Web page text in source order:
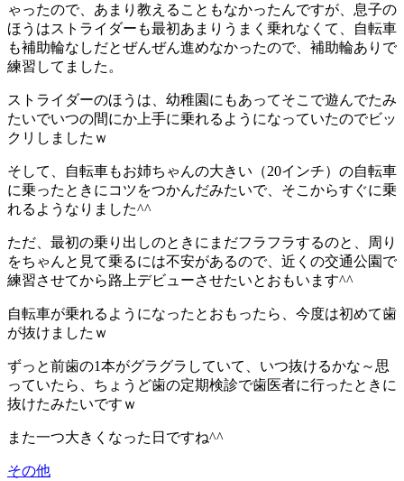
ゃったので、あまり教えることもなかったんですが、息子の
ほうはストライダーも最初あまりうまく乗れなくて、自転車
も補助輪なしだとぜんぜん進めなかったので、補助輪ありで
練習してました。
ストライダーのほうは、幼稚園にもあってそこで遊んでたみ
たいでいつの間にか上手に乗れるようになっていたのでビッ
クリしましたｗ
そして、自転車もお姉ちゃんの大きい（20インチ）の自転車
に乗ったときにコツをつかんだみたいで、そこからすぐに乗
れるようなりました^^
ただ、最初の乗り出しのときにまだフラフラするのと、周り
をちゃんと見て乗るには不安があるので、近くの交通公園で
練習させてから路上デビューさせたいとおもいます^^
自転車が乗れるようになったとおもったら、今度は初めて歯
が抜けましたｗ
ずっと前歯の1本がグラグラしていて、いつ抜けるかな～思
っていたら、ちょうど歯の定期検診で歯医者に行ったときに
抜けたみたいですｗ
また一つ大きくなった日ですね^^
その他